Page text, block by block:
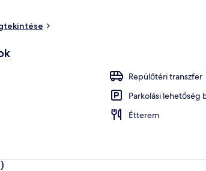
Repülőtéri transzfer
Parkolási lehetőség
Étterem